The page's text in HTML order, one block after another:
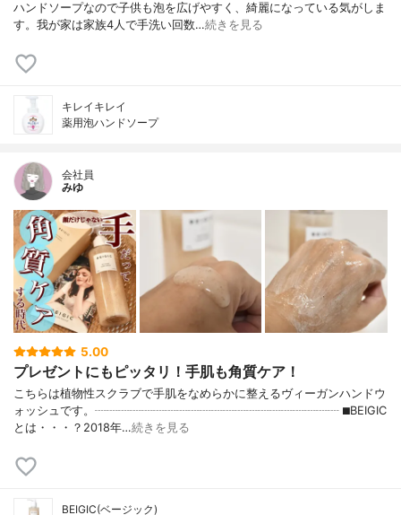
ハンドソープなので子供も泡を広げやすく、綺麗になっている気がしま
す。我が家は家族4人で手洗い回数…続きを見る
キレイキレイ
薬用泡ハンドソープ
会社員
みゆ
5.00
プレゼントにもピッタリ！手肌も角質ケア！
こちらは植物性スクラブで手肌をなめらかに整えるヴィーガンハンドウ
ォッシュです。┈┈┈┈┈┈┈┈┈┈┈┈┈┈┈┈┈┈┈┈┈ ⬛︎BEIGIC
とは・・・？2018年…続きを見る
BEIGIC(ベージック)